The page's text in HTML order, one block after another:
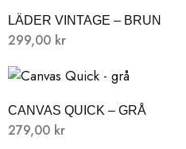
LÄDER VINTAGE – BRUN
299,00 kr
CANVAS QUICK – GRÅ
279,00 kr